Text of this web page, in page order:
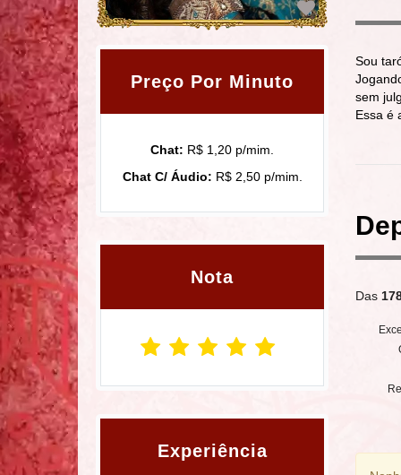
Preço Por Minuto
Chat: R$ 1,20 p/mim.
Chat C/ Áudio: R$ 2,50 p/mim.
Nota
Experiência
Sou
sem
Essa é
Das